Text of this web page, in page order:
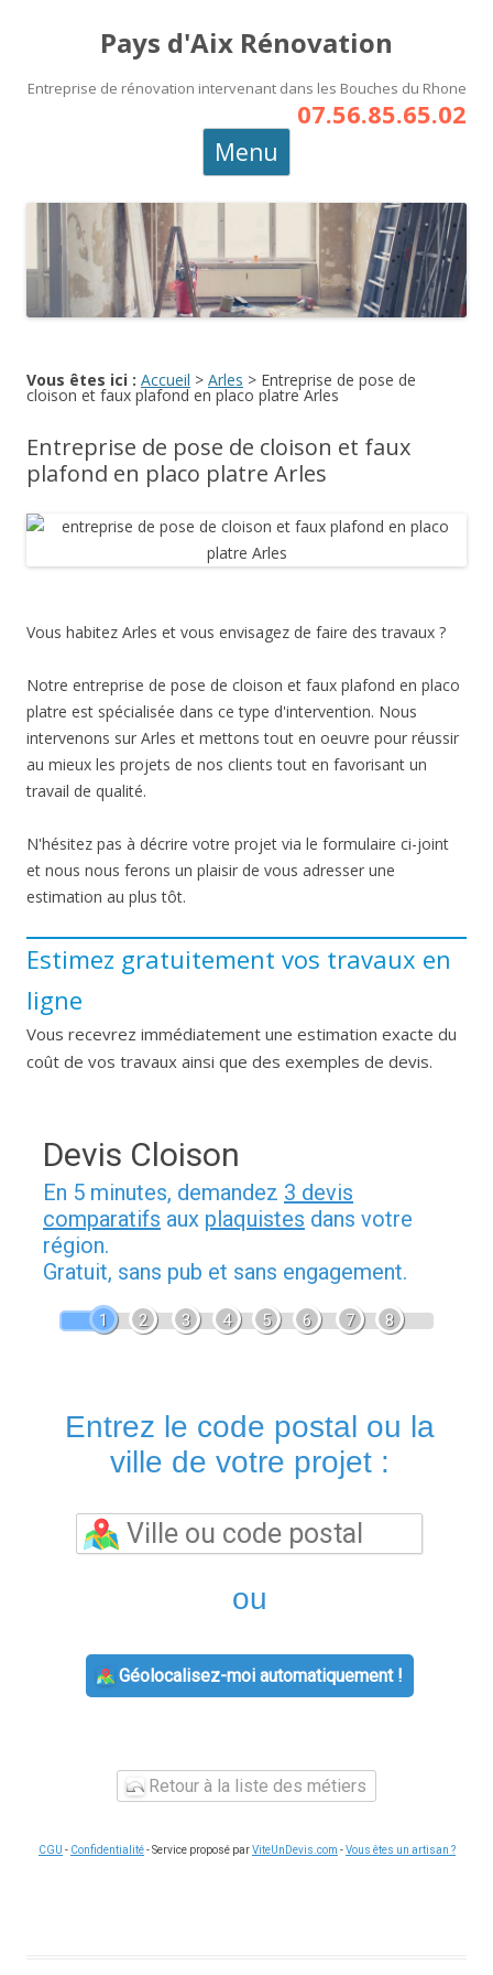
Pays d'Aix Rénovation
Entreprise de rénovation intervenant dans les Bouches du Rhone
07.56.85.65.02
Menu
Vous êtes ici : Accueil > Arles > Entreprise de pose de
cloison et faux plafond en placo platre Arles
Entreprise de pose de cloison et faux
plafond en placo platre Arles
Vous habitez Arles et vous envisagez de faire des travaux ?
Notre entreprise de pose de cloison et faux plafond en placo
platre est spécialisée dans ce type d'intervention. Nous
intervenons sur Arles et mettons tout en oeuvre pour réussir
au mieux les projets de nos clients tout en favorisant un
travail de qualité.
N'hésitez pas à décrire votre projet via le formulaire ci-joint
et nous nous ferons un plaisir de vous adresser une
estimation au plus tôt.
Estimez gratuitement vos travaux en
ligne
Vous recevrez immédiatement une estimation exacte du
coût de vos travaux ainsi que des exemples de devis.
Devis Cloison
En 5 minutes, demandez 3 devis
comparatifs aux plaquistes dans votre
région.
Gratuit, sans pub et sans engagement.
1 2 3 4 5 6 7 8
Entrez le code postal ou la
ville de votre projet :
ou
Géolocalisez-moi automatiquement !
Retour à la liste des métiers
CGU - Confidentialité- Service proposé parViteUnDevis.com -Vous êtes un artisan ?